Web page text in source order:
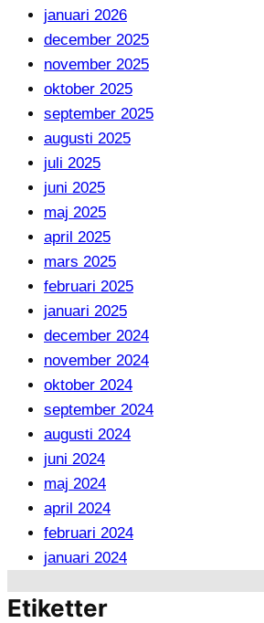
januari 2026
december 2025
november 2025
oktober 2025
september 2025
augusti 2025
juli 2025
juni 2025
maj 2025
april 2025
mars 2025
februari 2025
januari 2025
december 2024
november 2024
oktober 2024
september 2024
augusti 2024
juni 2024
maj 2024
april 2024
februari 2024
januari 2024
Etiketter